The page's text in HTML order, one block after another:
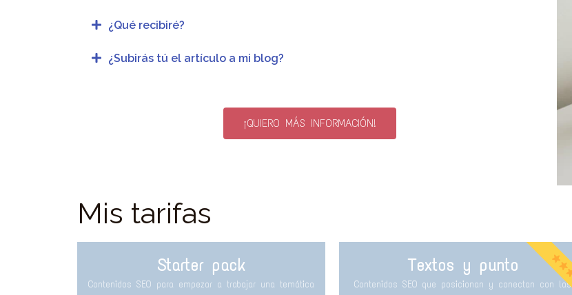
¿Qué recibiré?
¿Subirás tú el artículo a mi blog?
¡QUIERO MÁS INFORMACIÓN!
Mis tarifas
Starter pack
Contenidos SEO para empezar a trabajar una temática
Textos y punto
Contenidos SEO que posicionan y conectan con las